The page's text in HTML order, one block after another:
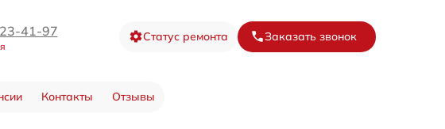
41-97 Статус ремонта Заказать звонок
Контакты Отзывы